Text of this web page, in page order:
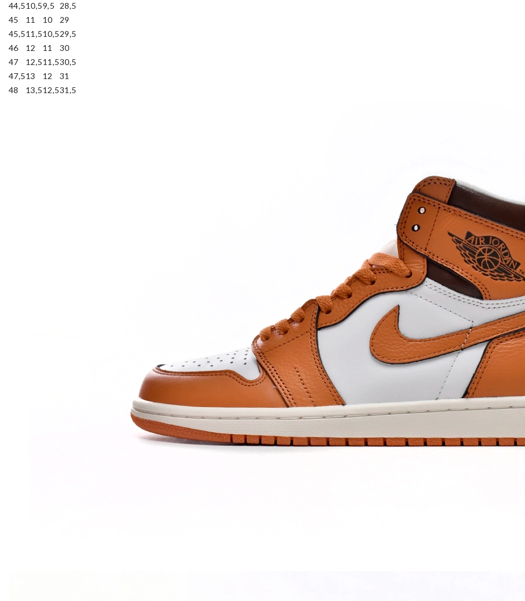
44,510,59,5
28,5
45
11 10
29
45,511,510,529,5
46
12 11
30
47
12,511,530,5
47,513 12
31
48
13,512,531,5